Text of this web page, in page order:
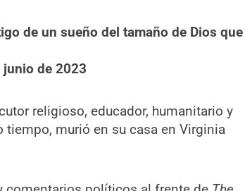
de un sueño del tamaño de Dios que
junio de 2023
religioso, educador, humanitario y
murió en su casa en Virginia